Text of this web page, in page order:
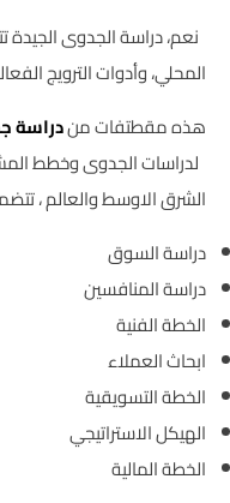
نعم، دراسة الجدوى
المحلي، وأدوات الترويج
هذه مقطتفات مندراسة
لدراسات الجدوى وخطط
الشرق الاوسط والعالم ،
دراسة السوق
دراسة المنافسين
الخطة الفنية
ابحاث العملاء
الخطة التسويقية
الهيكل الاستراتيجي
الخطة المالية